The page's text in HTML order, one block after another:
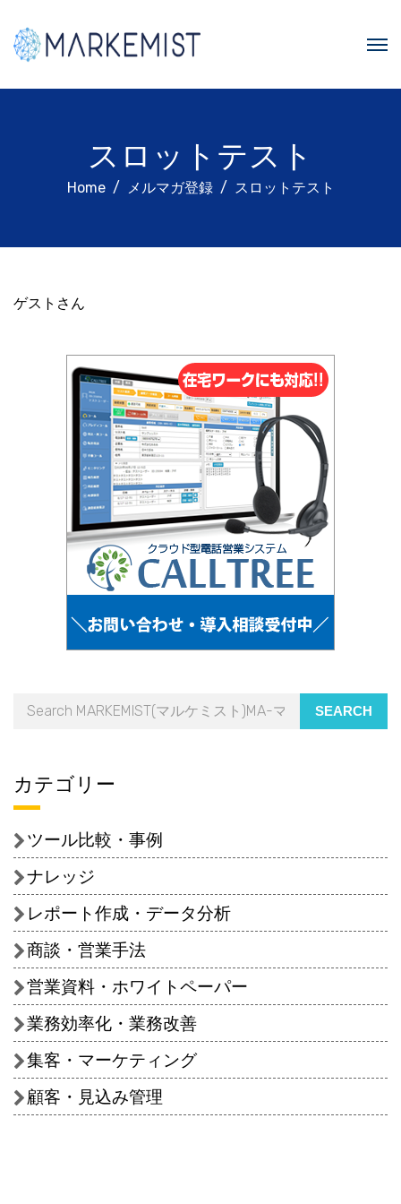
スロットテスト
Home メルマガ登録 スロットテスト
ゲストさん
SEARCH
カテゴリー
ツール比較・事例
ナレッジ
レポート作成・データ分析
商談・営業手法
営業資料・ホワイトペーパー
業務効率化・業務改善
集客・マーケティング
顧客・見込み管理